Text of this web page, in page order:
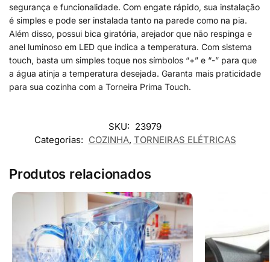
segurança e funcionalidade. Com engate rápido, sua instalação
é simples e pode ser instalada tanto na parede como na pia.
Além disso, possui bica giratória, arejador que não respinga e
anel luminoso em LED que indica a temperatura. Com sistema
touch, basta um simples toque nos símbolos “+” e “-” para que
a água atinja a temperatura desejada. Garanta mais praticidade
para sua cozinha com a Torneira Prima Touch.
SKU: 23979
Categorias: COZINHA, TORNEIRAS ELÉTRICAS
Produtos relacionados